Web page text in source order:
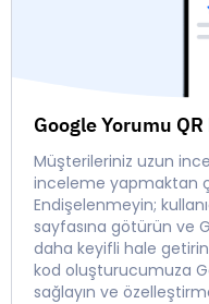
Google Yorumu
Müşterileriniz uzun
inceleme yapmaktan
Endişelenmeyin;
sayfasına götürün ve
daha keyifli hale
kod oluşturucumuza
sağlayın ve